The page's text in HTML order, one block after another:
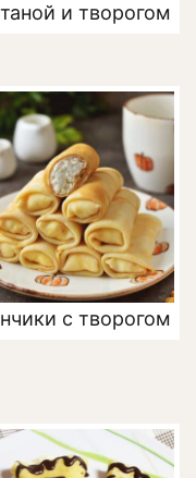
и творогом
с творогом